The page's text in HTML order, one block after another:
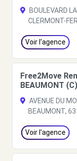
BOULEVARD
CLERMONT-
Voir l'agence
Free2Move
BEAUMONT (C)
AVENUE DU
BEAUMONT,
Voir l'agence